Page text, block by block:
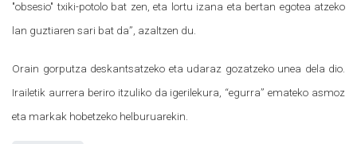
"obsesio" txiki-potolo bat zen, eta lortu izana eta bertan egotea atzeko
lan guztiaren sari bat da”, azaltzen du.
Orain gorputza deskantsatzeko eta udaraz gozatzeko unea dela dio.
Irailetik aurrera beriro itzuliko da igerilekura, “egurra” emateko asmoz
eta markak hobetzeko helburuarekin.